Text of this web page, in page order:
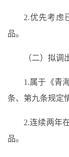
2.优先考虑
品。
（二） 拟调
1.属于 《青
条、 第九条规定
2.连续两年
品。